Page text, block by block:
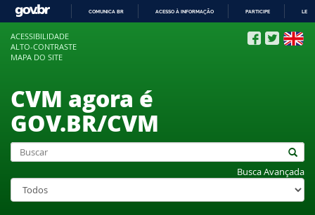
COMUNICA BR ACESSO À INFORMAÇÃO PARTICIPE
ACESSIBILIDADE
ALTO-CONTRASTE
MAPA DO SITE
CVM agora é
GOV.BR/CVM
Busca Avançada